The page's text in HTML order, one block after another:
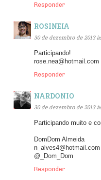
Responder
ROSINEIA
30 de dezembro de 2013
Participando!
rose.nea@hotmail.com
Responder
NARDONIO
30 de dezembro de 2013
Participando muito e
DomDom Almeida
n_alves4@hotmail.com
@_Dom_Dom
Responder